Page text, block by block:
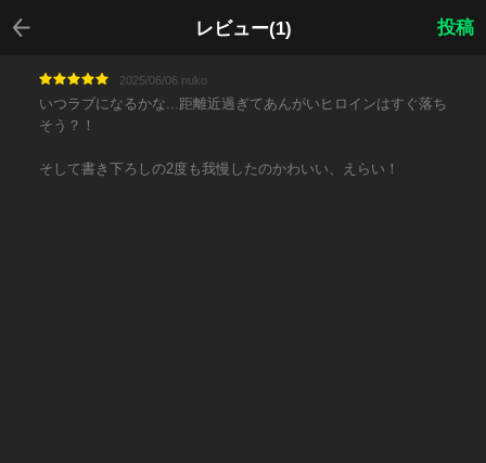
レビュー(1)
戻る
投稿
2025/06/06 nuko
いつラブになるかな...距離近過ぎてあんがいヒロインはすぐ落ち
そう？！
そして書き下ろしの2度も我慢したのかわいい、えらい！